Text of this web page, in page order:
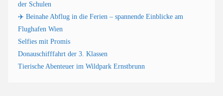
der Schulen
✈️ Beinahe Abflug in die Ferien – spannende Einblicke am
Flughafen Wien
Selfies mit Promis
Donauschifffahrt der 3. Klassen
Tierische Abenteuer im Wildpark Ernstbrunn